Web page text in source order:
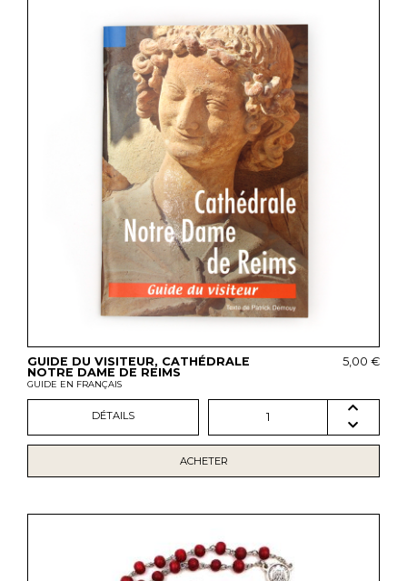
GUIDE DU VISITEUR, CATHÉDRALE
NOTRE DAME DE REIMS
GUIDE EN FRANÇAIS
5,00 €
DÉTAILS 1
ACHETER